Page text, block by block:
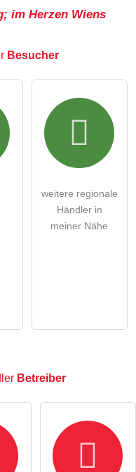
.
Kenntnis genommen.
Fragen sind
im Herzen Wiens
Besucher
weitere regionale
Händler in
meiner Nähe
Betreiber